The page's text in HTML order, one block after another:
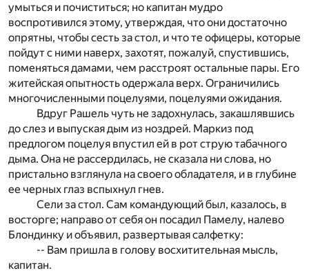
умыться и почиститься; но капитан мудро
воспротивился этому, утверждая, что они достаточно
опрятны, чтобы сесть за стол, и что те офицеры, которые
пойдут с ними наверх, захотят, пожалуй, спустившись,
поменяться дамами, чем расстроят остальные пары. Его
житейская опытность одержала верх. Ограничились
многочисленными поцелуями, поцелуями ожидания.
Вдруг Рашель чуть не задохнулась, закашлявшись
до слез и выпуская дым из ноздрей. Маркиз под
предлогом поцелуя впустил ей в рот струю табачного
дыма. Она не рассердилась, не сказала ни слова, но
пристально взглянула на своего обладателя, и в глубине
ее черных глаз вспыхнул гнев.
Сели за стол. Сам командующий был, казалось, в
восторге; направо от себя он посадил Памелу, налево
Блондинку и объявил, развертывая салфетку:
-- Вам пришла в голову восхитительная мысль,
капитан.